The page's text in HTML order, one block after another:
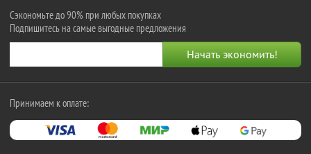
Сэкономьте до 90% при любых покупках
Подпишитесь на самые выгодные предложения
Принимаем к оплате: